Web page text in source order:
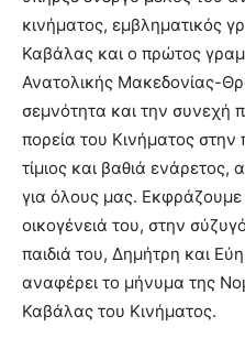
κινήματος, εμβληματικός
Καβάλας και ο πρώτος
Ανατολικής Μακεδονίας-
σεμνότητα και την συνεχή
πορεία του Κινήματος στην
τίμιος και βαθιά
για όλους μας.
οικογένειά του, στην
παιδιά του, Δημήτρη και
αναφέρει το μήνυμα της
Καβάλας του Κινήματος.